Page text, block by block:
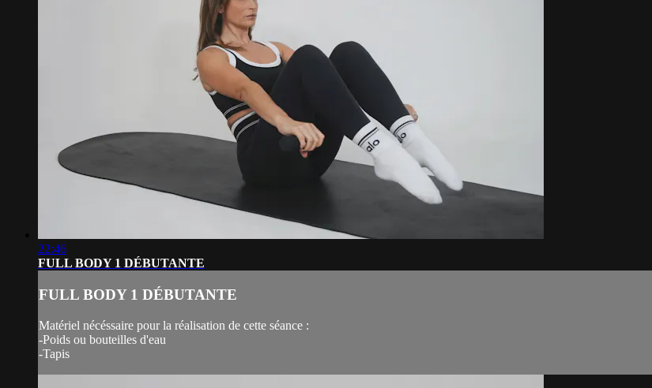
22:46
FULL BODY 1 DÉBUTANTE
FULL BODY 1 DÉBUTANTE
Matériel nécéssaire pour la réalisation de cette séance :
-Poids ou bouteilles d'eau
-Tapis